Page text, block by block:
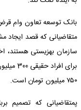
بانک توسعه تعاون وام
متقاضیانی که قصد ایجاد
سازمان بهزیستی
برای
۷۵۰ میلیون تومان است.
پمتقاضیانی که تصمیم